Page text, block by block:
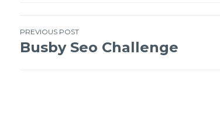
Navigation
PREVIOUS POST
Busby Seo Challenge